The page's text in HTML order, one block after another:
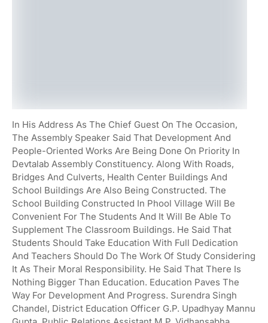
In His Address As The Chief Guest On The Occasion,
The Assembly Speaker Said That Development And
People-Oriented Works Are Being Done On Priority In
Devtalab Assembly Constituency. Along With Roads,
Bridges And Culverts, Health Center Buildings And
School Buildings Are Also Being Constructed. The
School Building Constructed In Phool Village Will Be
Convenient For The Students And It Will Be Able To
Supplement The Classroom Buildings. He Said That
Students Should Take Education With Full Dedication
And Teachers Should Do The Work Of Study Considering
It As Their Moral Responsibility. He Said That There Is
Nothing Bigger Than Education. Education Paves The
Way For Development And Progress. Surendra Singh
Chandel, District Education Officer G.P. Upadhyay Mannu